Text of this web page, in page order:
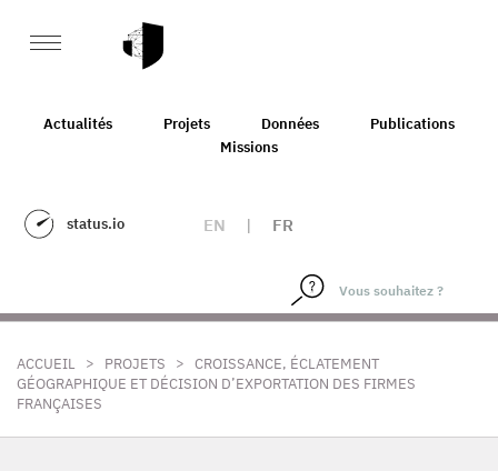
Actualités Projets Données
Publications
Missions
status.io EN | FR
ACCUEIL > PROJETS > CROISSANCE, ÉCLATEMENT
GÉOGRAPHIQUE ET DÉCISION D’EXPORTATION DES FIRMES
FRANÇAISES